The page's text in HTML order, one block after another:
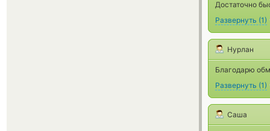
Достаточно
Развернуть (1)
Нурлан
Благодарю
Развернуть (1)
Саша